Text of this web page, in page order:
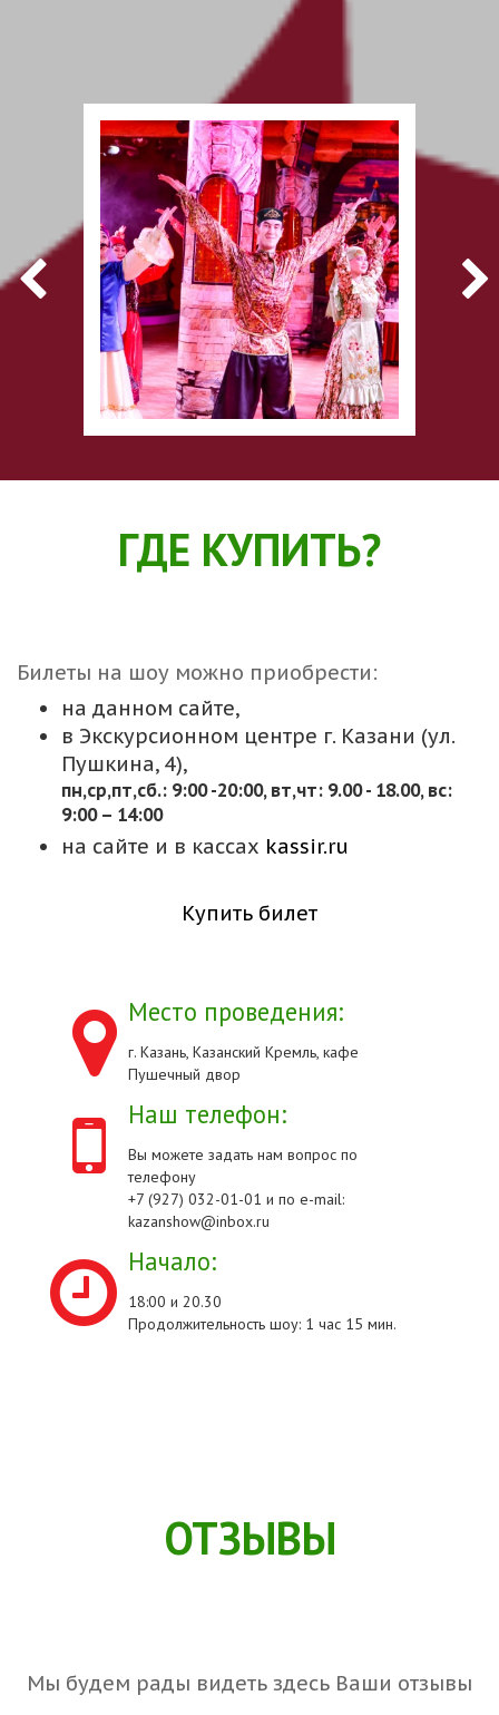
ГДЕ КУПИТЬ?
Билеты на шоу можно приобрести:
на данном сайте,
в Экскурсионном центре г. Казани (ул.
Пушкина, 4),
пн,cр,пт,сб.: 9:00 -20:00, вт,чт: 9.00 - 18.00, вс:
9:00 – 14:00
на сайте и в кассах kassir.ru
Купить билет
Место проведения:
г. Казань, Казанский Кремль, кафе
Пушечный двор
Наш телефон:
Вы можете задать нам вопрос по
телефону
+7 (927) 032-01-01 и по e-mail:
kazanshow@inbox.ru
Начало:
18:00 и 20.30
Продолжительность шоу: 1 час 15 мин.
ОТЗЫВЫ
Мы будем рады видеть здесь Ваши отзывы